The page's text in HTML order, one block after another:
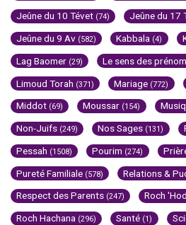
Jeûne du 10 Tévet (74) Jeûne du 17
Jeûne du 9 Av (582) Kabbala (4)
Lag Baomer (29) Le sens des
Limoud Torah (371) Mariage (772)
Middot (69) Moussar (154)
Non-Juifs (249) Nos Sages (131)
Pessah (1508) Pourim (274)
Pureté Familiale (578) Relations &
Respect des Parents (247) Roch
Roch Hachana (296) Santé (1)